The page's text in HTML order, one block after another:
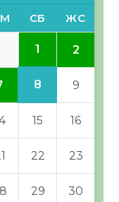
СБ ЖС
1 2
8 9
15 16
22 23
29 30